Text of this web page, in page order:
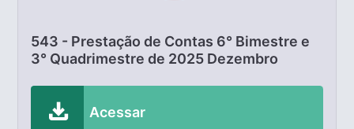
543 - Prestação de Contas 6° Bimestre e
3° Quadrimestre de 2025 Dezembro
download Acessar